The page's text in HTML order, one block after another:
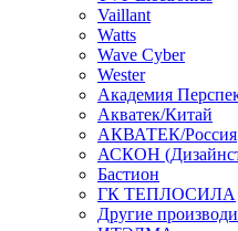
Vaillant
Watts
Wave Cyber
Wester
Академия
Акватек/Китай
АКВАТЕК/Россия
АСКОН
Бастион
ГК ТЕПЛОСИЛА
Другие